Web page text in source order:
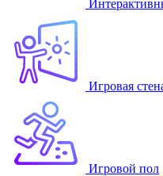
Игровая
Игровой пол